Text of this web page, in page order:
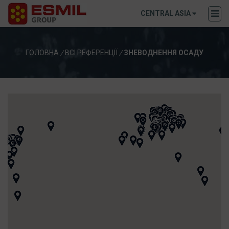
CENTRAL ASIA
ГОЛОВНА /ВСІ РЕФЕРЕНЦІЇ /ЗНЕВОДНЕННЯ ОСАДУ